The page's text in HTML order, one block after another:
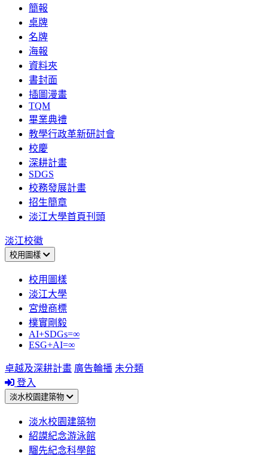
簡報
桌牌
名牌
海報
資料夾
書封面
插圖漫畫
TQM
畢業典禮
教學行政革新研討會
校慶
深耕計畫
SDGS
校務發展計畫
招生簡章
淡江大學首頁刊頭
淡江校徽
校用圖樣
校用圖樣
淡江大學
宮燈商標
樸實剛毅
AI+SDGs=∞
ESG+AI=∞
卓越及深耕計畫 廣告輪播 未分類
登入
淡水校園建築物
淡水校園建築物
紹謨紀念游泳館
騮先紀念科學館